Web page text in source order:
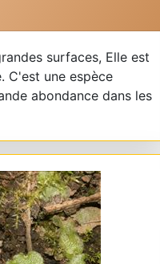
surfaces, Elle est
C'est une espèce
abondance dans les